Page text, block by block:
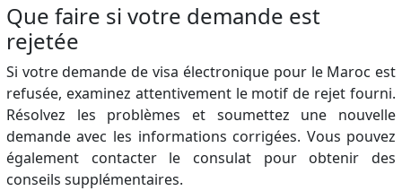
Que faire si votre demande est
rejetée
Si votre demande de visa électronique pour le Maroc est
refusée, examinez attentivement le motif de rejet fourni.
Résolvez les problèmes et soumettez une nouvelle
demande avec les informations corrigées. Vous pouvez
également contacter le consulat pour obtenir des
conseils supplémentaires.